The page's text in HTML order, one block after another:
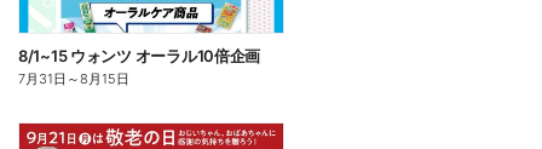
8/1~15 ウォンツ オーラル10倍企画
7月31日 ～8月15日